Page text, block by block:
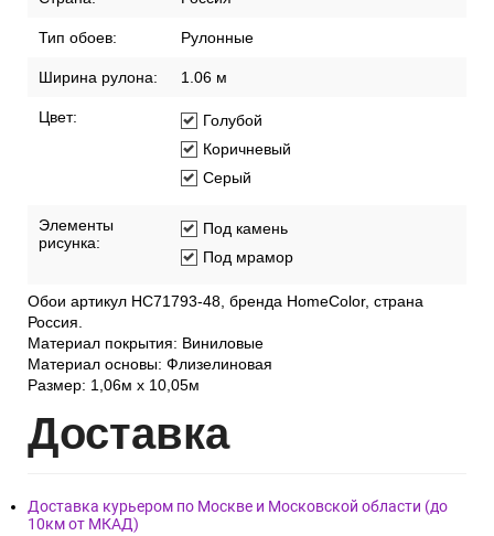
Тип обоев: Рулонные
Ширина рулона: 1.06 м
Цвет:
Голубой
Коричневый
Серый
Элементы
рисунка:
Под камень
Под мрамор
Обои артикул HC71793-48, бренда HomeColor, страна
Россия.
Материал покрытия: Виниловые
Материал основы: Флизелиновая
Размер: 1,06м х 10,05м
Доставка
Доставка курьером по Москве и Московской области (до
10км от МКАД)